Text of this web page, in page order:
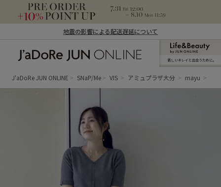
地震の影響による配送遅延について
ン オンライン）
新しいキレイと出合うために。
J'aDoRe JUN ONLINE SNaP/Me VIS アミュプラザ大分 mayu